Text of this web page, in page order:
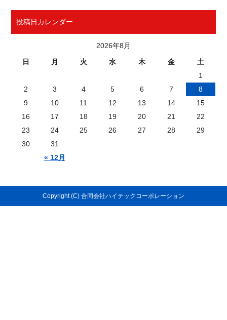
投稿日カレンダー
2026年8月
日
月 火 水 木 金 土
« 12月
1
2
3 4 5 6 7
8
9
10 11 12 13 14
15
16
17 18 19 20 21
22
23
24 25 26 27 28
29
30
31
Copyright (C) 合同会社ハイテックコーポレーション